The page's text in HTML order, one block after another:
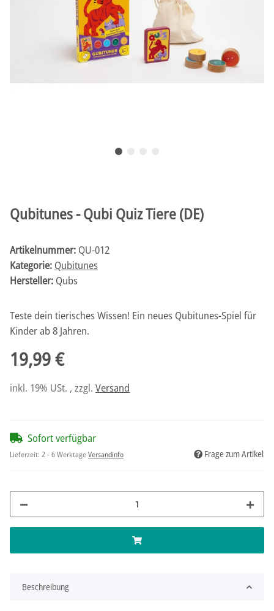
Qubitunes - Qubi Quiz Tiere (DE)
Artikelnummer: QU-012
Kategorie: Qubitunes
Hersteller: Qubs
Teste dein tierisches Wissen! Ein neues Qubitunes-Spiel für
Kinder ab 8 Jahren.
19,99 €
inkl. 19% USt. , zzgl. Versand
Sofort verfügbar
Lieferzeit: 2 - 6 WerktageVersandinfo Frage zum Artikel
Beschreibung